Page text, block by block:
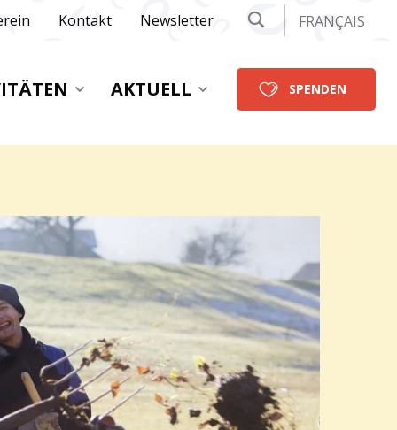
Kontakt Newsletter FRANÇAIS
AKTUELL SPENDEN